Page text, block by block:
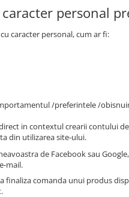
personal
caracter personal, cum ar fi:
/preferintele /
in contextul crearii contului
din utilizarea site-ului.
de Facebook sau
mail.
comanda unui produs